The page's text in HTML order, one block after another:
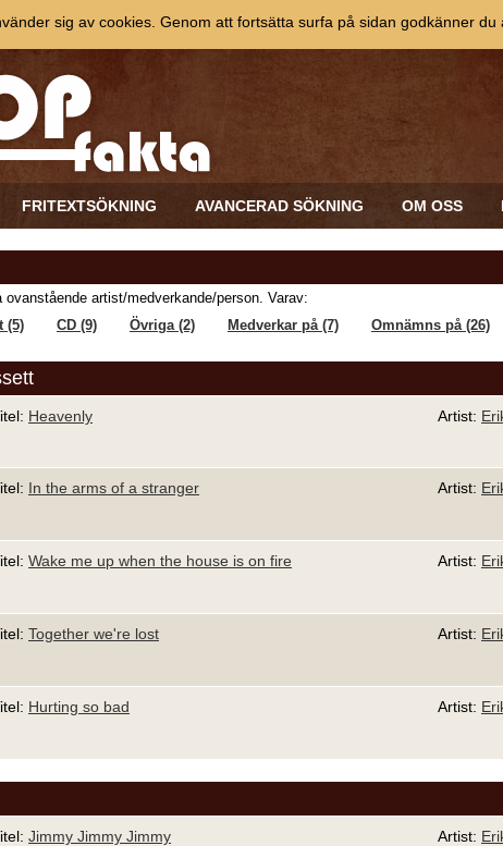
FRITEXTSÖKNING AVANCERAD SÖKNING OM OSS
ovanstående artist/medverkande/person. Varav:
(5)
CD (9) Övriga (2) Medverkar på (7) Omnämns på (26)
Heavenly Artist:
In the arms of a stranger Artist:
Wake me up when the house is on fire Artist:
Together we're lost Artist:
Hurting so bad Artist:
Jimmy Jimmy Jimmy Artist:
sig av cookies. Genom att fortsätta surfa på sidan godkänner du